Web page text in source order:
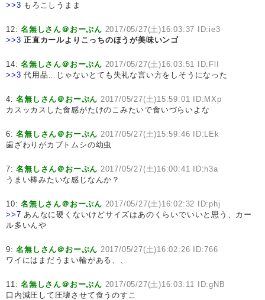
>>3 もろこしうまま
12:名無しさん＠おーぷん 2017/05/27(土)16:03:37 ID:ie3
>>3 正直カールよりこっちのほうが美味いンゴ
14:名無しさん＠おーぷん 2017/05/27(土)16:03:51 ID:FlI
>>3 代用品…じゃないとても失礼な言い方をしそうになった
4:名無しさん＠おーぷん 2017/05/27(土)15:59:01 ID:MXp
カスッカスした食感がたけのこみたいで食いづらいよな
6:名無しさん＠おーぷん 2017/05/27(土)15:59:46 ID:LEk
歯ざわりがカブトムシの幼虫
7:名無しさん＠おーぷん 2017/05/27(土)16:00:41 ID:h3a
うまい棒みたいな感じなんか？
10:名無しさん＠おーぷん 2017/05/27(土)16:02:32 ID:phj
>>7 あんなに硬くないけどサイズはあのくらいでいいと思う、カー
ル多いんや
9:名無しさん＠おーぷん 2017/05/27(土)16:02:26 ID:766
ワイにはまだうまい輪がある、、
11:名無しさん＠おーぷん 2017/05/27(土)16:03:11 ID:gNB
口内減圧して圧壊させて食うのすこ